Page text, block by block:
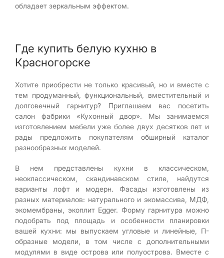
обладает зеркальным эффектом.
Где купить белую кухню в
Красногорске
Хотите приобрести не только красивый, но и вместе с
тем продуманный, функциональный, вместительный и
долговечный гарнитур? Приглашаем вас посетить
салон фабрики «Кухонный двор». Мы занимаемся
изготовлением мебели уже более двух десятков лет и
рады предложить покупателям обширный каталог
разнообразных моделей.
В нем представлены кухни в классическом,
неоклассическом, скандинавском стиле, найдутся
варианты лофт и модерн. Фасады изготовлены из
разных материалов: натурального и экомассива, МДФ,
экомембраны, экоплит Egger. Форму гарнитура можно
подобрать под площадь и особенности планировки
вашей кухни: мы выпускаем угловые и линейные, П-
образные модели, в том числе с дополнительными
модулями в виде острова или полуострова. Вместе с